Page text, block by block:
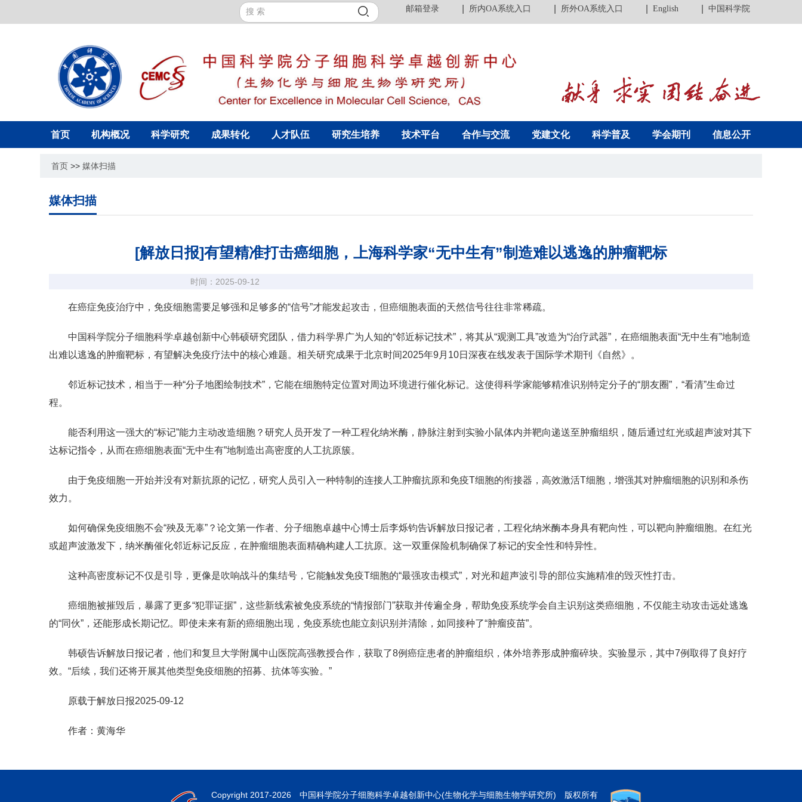
邮箱登录 所内OA系统入口 所外OA系统入口 English 中国科学院
首页 机构概况 科学研究 成果转化 人才队伍 研究生培养 技术平台 合作与交流 党建文化 科学普及 学会期刊 信息公开
首页 >>媒体扫描
媒体扫描
[解放日报]有望精准打击癌细胞，上海科学家“无中生有”制造难以逃逸的肿瘤靶标
时间：2025-09-12
在癌症免疫治疗中，免疫细胞需要足够强和足够多的“信号”才能发起攻击，但癌细胞表面的天然信号往往非常稀疏。
中国科学院分子细胞科学卓越创新中心韩硕研究团队，借力科学界广为人知的“邻近标记技术”，将其从“观测工具”改造为“治疗武器”，在癌细胞表面“无中生有”地制造
出难以逃逸的肿瘤靶标，有望解决免疫疗法中的核心难题。相关研究成果于北京时间2025年9月10日深夜在线发表于国际学术期刊《自然》。
邻近标记技术，相当于一种“分子地图绘制技术”，它能在细胞特定位置对周边环境进行催化标记。这使得科学家能够精准识别特定分子的“朋友圈”，“看清”生命过
程。
能否利用这一强大的“标记”能力主动改造细胞？研究人员开发了一种工程化纳米酶，静脉注射到实验小鼠体内并靶向递送至肿瘤组织，随后通过红光或超声波对其下
达标记指令，从而在癌细胞表面“无中生有”地制造出高密度的人工抗原簇。
由于免疫细胞一开始并没有对新抗原的记忆，研究人员引入一种特制的连接人工肿瘤抗原和免疫T细胞的衔接器，高效激活T细胞，增强其对肿瘤细胞的识别和杀伤
效力。
如何确保免疫细胞不会“殃及无辜”？论文第一作者、分子细胞卓越中心博士后李烁钧告诉解放日报记者，工程化纳米酶本身具有靶向性，可以靶向肿瘤细胞。在红光
或超声波激发下，纳米酶催化邻近标记反应，在肿瘤细胞表面精确构建人工抗原。这一双重保险机制确保了标记的安全性和特异性。
这种高密度标记不仅是引导，更像是吹响战斗的集结号，它能触发免疫T细胞的“最强攻击模式”，对光和超声波引导的部位实施精准的毁灭性打击。
癌细胞被摧毁后，暴露了更多“犯罪证据”，这些新线索被免疫系统的“情报部门”获取并传遍全身，帮助免疫系统学会自主识别这类癌细胞，不仅能主动攻击远处逃逸
的“同伙”，还能形成长期记忆。即使未来有新的癌细胞出现，免疫系统也能立刻识别并清除，如同接种了“肿瘤疫苗”。
韩硕告诉解放日报记者，他们和复旦大学附属中山医院高强教授合作，获取了8例癌症患者的肿瘤组织，体外培养形成肿瘤碎块。实验显示，其中7例取得了良好疗
效。“后续，我们还将开展其他类型免疫细胞的招募、抗体等实验。”
原载于解放日报2025-09-12
作者：黄海华
Copyright 2017-2026 中国科学院分子细胞科学卓越创新中心(生物化学与细胞生物学研究所) 版权所有